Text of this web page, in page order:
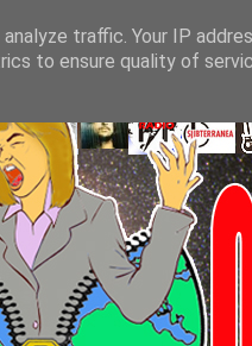
traffic. Your IP
to ensure quality of